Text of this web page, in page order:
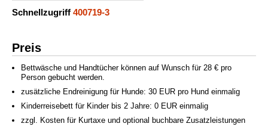
Schnellzugriff 400719-3
Preis
Bettwäsche und Handtücher können auf Wunsch für 28 € pro
Person gebucht werden.
zusätzliche Endreinigung für Hunde: 30 EUR pro Hund einmalig
Kinderreisebett für Kinder bis 2 Jahre: 0 EUR einmalig
zzgl. Kosten für Kurtaxe und optional buchbare Zusatzleistungen